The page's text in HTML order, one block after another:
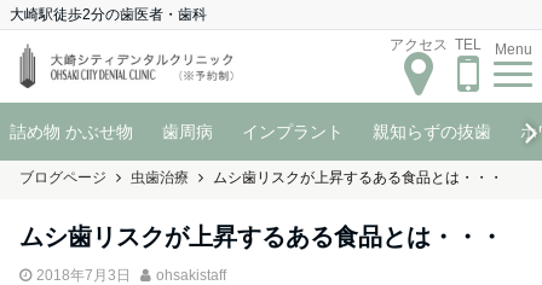
大崎駅徒歩2分の歯医者・歯科
アクセス TEL Menu
詰め物 かぶせ物 歯周病 インプラント 親知らずの抜歯 ホ
ブログページ 虫歯治療 ムシ歯リスクが上昇するある食品とは・・・
ムシ歯リスクが上昇するある食品とは・・・
2018年7月3日 ohsakistaff